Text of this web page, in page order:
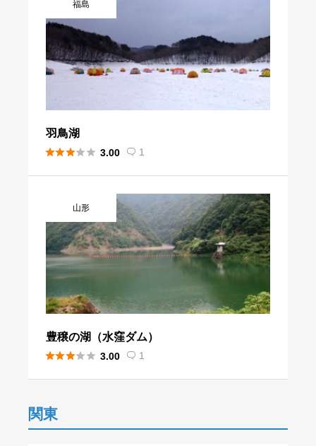
福島
羽鳥湖
 3.00  1
山形
豊穣の湖（水窪ダム）
 3.00  1
関東